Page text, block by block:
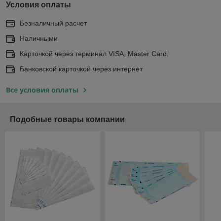
Условия оплаты
Безналичный расчет
Наличными
Карточкой через терминал VISA, Master Card.
Банковской карточкой через интернет
Все условия оплаты
Подобные товары компании